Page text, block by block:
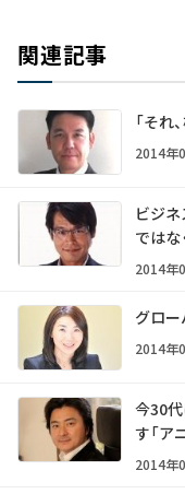
関連記事
「それ
2014年
ビジネ
ではな
2014年
グロー
2014年
今30
す「ア
2014年